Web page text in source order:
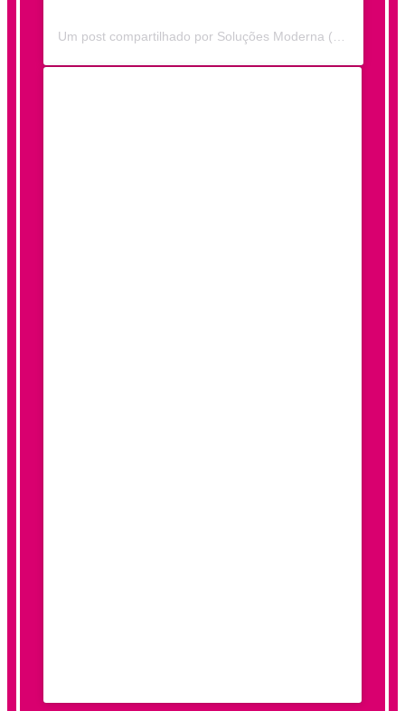
Um post compartilhado por Soluções Moderna (@solucoesmoderna)